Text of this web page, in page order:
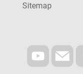
Sitemap